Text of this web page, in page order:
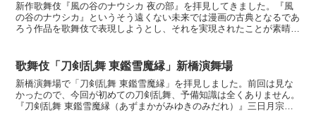
新作歌舞伎『風の谷のナウシカ 夜の部』を拝見してきました。『風
の谷のナウシカ』というそう遠くない未来では漫画の古典となるであ
ろう作品を歌舞伎で表現しようとし、それを実現されたことが素晴ら
歌舞伎「刀剣乱舞 東鑑雪魔縁」新橋演舞場
新橋演舞場で「刀剣乱舞 東鑑雪魔縁」を拝見しました。前回は見な
かったので、今回が初めての刀剣乱舞、予備知識は全くありません。
『刀剣乱舞 東鑑雪魔縁（あずまかがみゆきのみだれ）』三日月宗近/